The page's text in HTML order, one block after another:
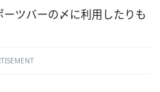
ツバーの〆に利用したりも